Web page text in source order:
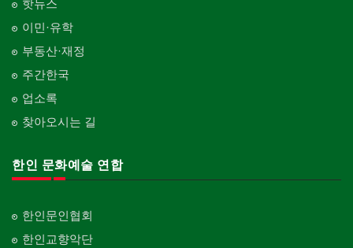
핫뉴스
이민·유학
부동산·재정
주간한국
업소록
찾아오시는 길
한인 문화예술 연합
한인문인협회
한인교향악단